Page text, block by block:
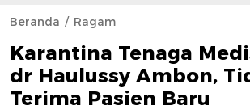
Beranda Ragam
Karantina Tenaga
dr Haulussy Ambon,
Terima Pasien Baru